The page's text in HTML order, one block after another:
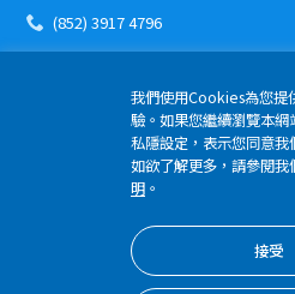
我們使用Cookies為您提
驗。如果您繼續瀏覽本網
私隱設定，表示您同意我
如欲了解更多，請參閱我
明 。
接受
(852) 3917 4796
版權所有 © 2024 優質教育基金 香港